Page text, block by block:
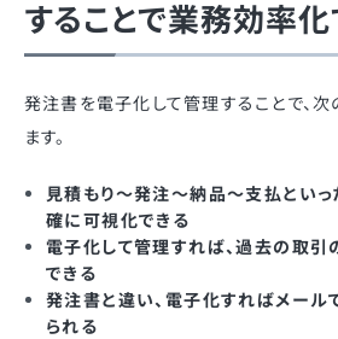
することで業務効率化
発注書を電子化して管理することで、次
ます。
見積もり〜発注〜納品〜支払とい
確に可視化できる
電子化して管理すれば、過去の取
できる
発注書と違い、電子化すればメー
られる